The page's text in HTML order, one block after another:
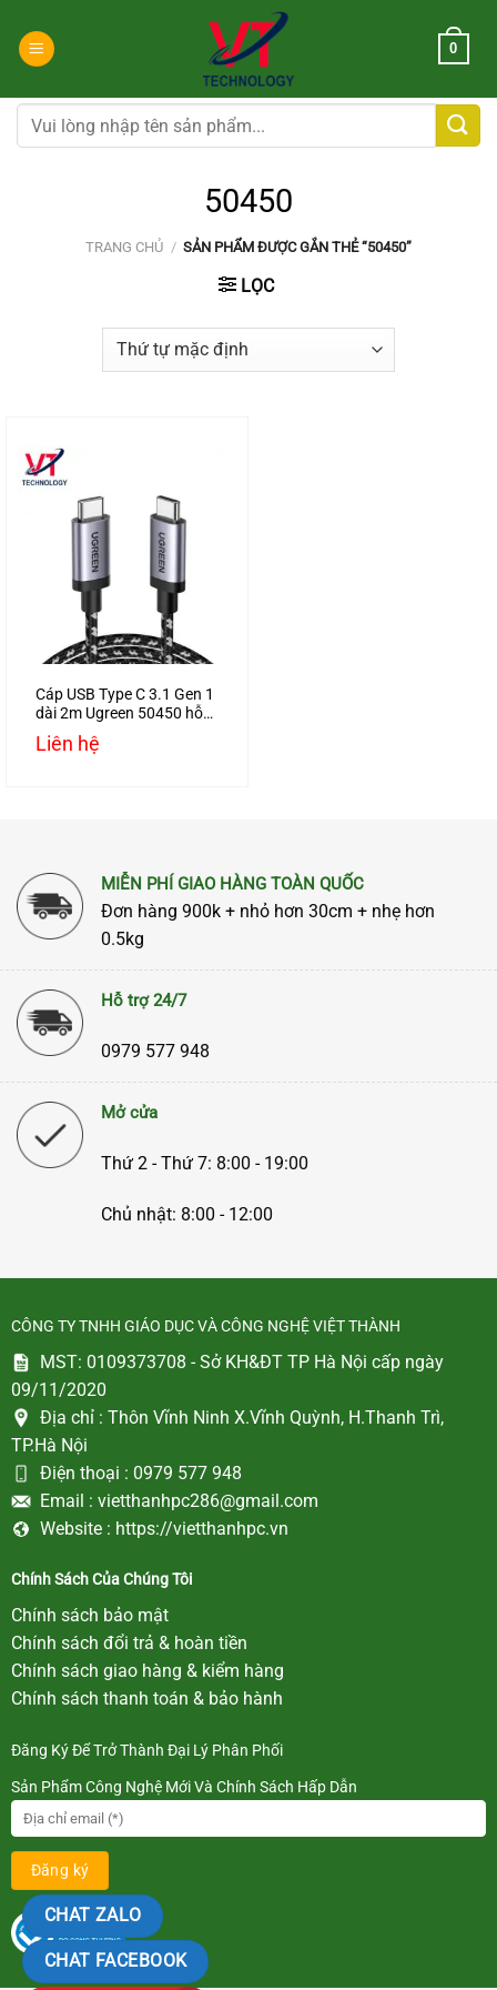
đến
dung
0
Tìm
kiếm:
50450
TRANG CHỦ / SẢN PHẨM ĐƯỢC GẮN THẺ “50450”
LỌC
Cáp USB Type C 3.1 Gen 1
dài 2m Ugreen 50450 hỗ
trợ 4K/60Hz
Liên hệ
MIỄN PHÍ GIAO HÀNG TOÀN QUỐC
Đơn hàng 900k + nhỏ hơn 30cm + nhẹ hơn
0.5kg
Hỗ trợ 24/7
0979 577 948
Mở cửa
Thứ 2 - Thứ 7: 8:00 - 19:00
Chủ nhật: 8:00 - 12:00
CÔNG TY TNHH GIÁO DỤC VÀ CÔNG NGHỆ VIỆT THÀNH
MST: 0109373708 - Sở KH&ĐT TP Hà Nội cấp ngày
09/11/2020
Địa chỉ : Thôn Vĩnh Ninh X.Vĩnh Quỳnh, H.Thanh Trì,
TP.Hà Nội
Điện thoại : 0979 577 948
Email : vietthanhpc286@gmail.com
Website : https://vietthanhpc.vn
Chính Sách Của Chúng Tôi
Chính sách bảo mật
Chính sách đổi trả & hoàn tiền
Chính sách giao hàng & kiểm hàng
Chính sách thanh toán & bảo hành
Đăng Ký Để Trở Thành Đại Lý Phân Phối
Sản Phẩm Công Nghệ Mới Và Chính Sách Hấp Dẫn
CHAT ZALO
CHAT FACEBOOK